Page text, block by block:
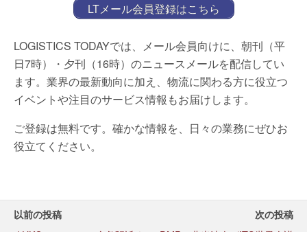
LTメール会員登録はこちら
LOGISTICS TODAYでは、メール会員向けに、朝刊（平
日7時）・夕刊（16時）のニュースメールを配信してい
ます。業界の最新動向に加え、物流に関わる方に役立つ
イベントや注目のサービス情報もお届けします。
ご登録は無料です。確かな情報を、日々の業務にぜひお
役立てください。
以前の投稿 次の投稿